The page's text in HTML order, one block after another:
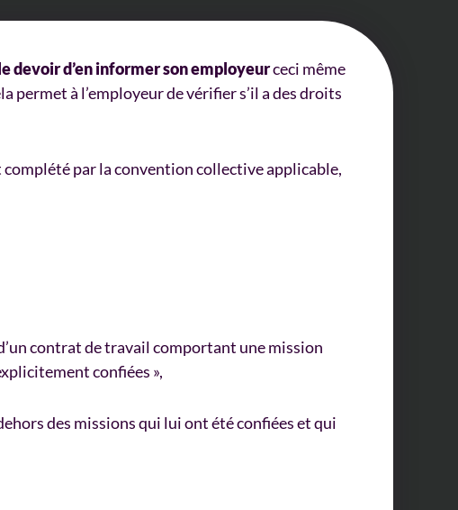
devoir d’en informer son employeurceci même
permet à l’employeur de vérifier s’il a des droits
complété par la convention collective applicable,
contrat de travail comportant une mission
confiées »,
des missions qui lui ont été confiées et qui